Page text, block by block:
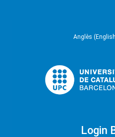
Anglès
Login